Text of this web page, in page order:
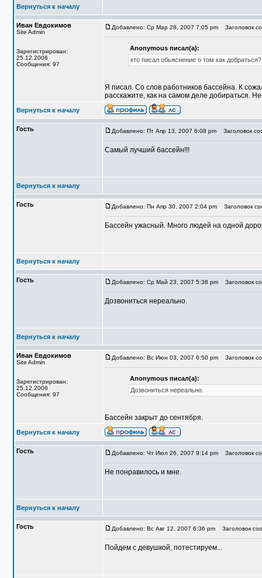
Вернуться к началу
Иван Евдокимов
Site Admin
Зарегистрирован:
25.12.2006
Сообщения: 97
Добавлено: Ср Мар 28, 2007 7:05 pm Заголовок
Anonymous писал(а):
кто писал обьяснение о том как
Я писал. Со слов работников бассейна. К
расскажите, как на самом деле добираться.
Вернуться к началу
Гость Добавлено: Пт Апр 13, 2007 6:08 pm Заголовок
Самый лучший бассейн!!!
Вернуться к началу
Гость Добавлено: Пн Апр 30, 2007 2:04 pm Заголовок
Бассейн ужасный. Много людей на одной
Вернуться к началу
Гость Добавлено: Ср Май 23, 2007 5:38 pm Заголовок
Дозвониться нереально.
Вернуться к началу
Иван Евдокимов
Site Admin
Зарегистрирован:
25.12.2006
Сообщения: 97
Добавлено: Вс Июн 03, 2007 6:50 pm Заголовок
Anonymous писал(а):
Дозвониться нереально.
Бассейн закрыт до сентября.
Вернуться к началу
Гость Добавлено: Чт Июл 26, 2007 9:14 pm Заголовок
Не понравилось и мне.
Вернуться к началу
Гость Добавлено: Вс Авг 12, 2007 6:36 pm Заголовок
Пойдем с девушкой, потестируем...